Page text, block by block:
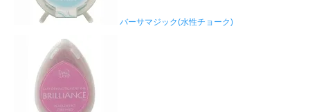
バーサマジック(水性チョーク)